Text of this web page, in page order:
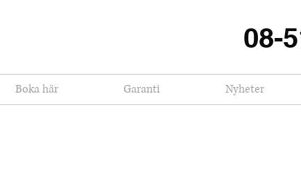
08-
Boka här Garanti Nyheter